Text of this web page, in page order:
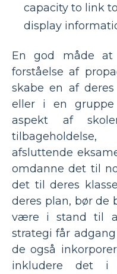
capacity to link
display
En god måde
forståelse af
skabe en af
eller i en
aspekt af
afsluttende
omdanne det til
det til deres
deres plan, bør de
være i stand til
strategi får
de også
inkludere det i